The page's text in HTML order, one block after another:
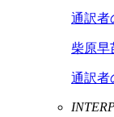
通訳者
柴原早
通訳者